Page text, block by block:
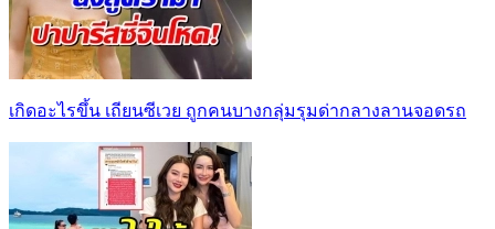
เกิดอะไรขึ้น เถียนซีเวย ถูกคนบางกลุ่มรุมด่ากลางลานจอดรถ